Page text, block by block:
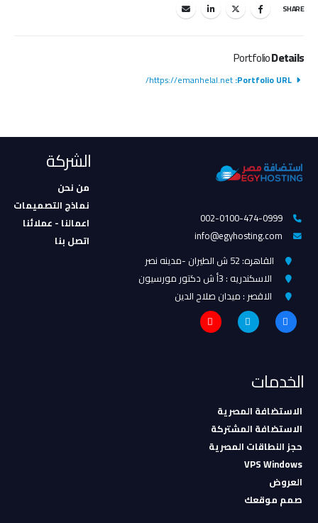
SHARE
PortfolioDetails
Portfolio URL:
https://emanhelal.net/
002-0100-474-0999
info@egyhosting.com
القاهره: 52 ش الطيران -مدينه نصر
الاسكندريه : 3أ ش دكتور مورسيون
الاقصر : ميدان صلاح الدين
الشركة
من نحن
نماذج التصميمات
اعمالنا - عملائنا
اتصل بنا
الخدمات
الاستضافة المصرية
الاستضافة المشتركة
حجز النطاقات المصرية
VPS Windows
العروض
صمم موقعك